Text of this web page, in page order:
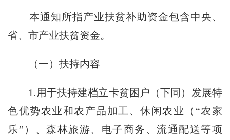
本通知所指产业扶贫补助资金包含中央、
省、市产业扶贫资金。
（一）扶持内容
1.用于扶持建档立卡贫困户（下同）发展特
色优势农业和农产品加工、休闲农业（“农家
乐”）、森林旅游、电子商务、流通配送等项